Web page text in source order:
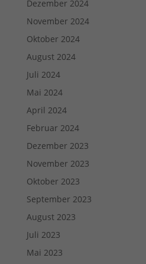
Dezember 2024
November 2024
Oktober 2024
August 2024
Juli 2024
Mai 2024
April 2024
Februar 2024
Dezember 2023
November 2023
Oktober 2023
September 2023
August 2023
Juli 2023
Mai 2023